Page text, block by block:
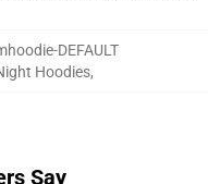
DEFAULT
Hoodies,
Say